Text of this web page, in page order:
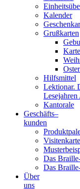
Druckerei
gGmbHKalender
Grußkarten
Hilfsmittel
Lektionar.
Kantorale
Geschäfts­–
kunden
Das
Das
Über
uns